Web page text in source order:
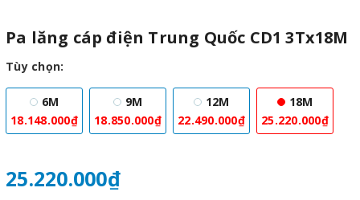
Pa lăng cáp điện Trung Quốc CD1 3Tx18M
Tùy chọn:
6M
18.148.000₫
9M
18.850.000₫
12M
22.490.000₫
18M
25.220.000₫
25.220.000₫